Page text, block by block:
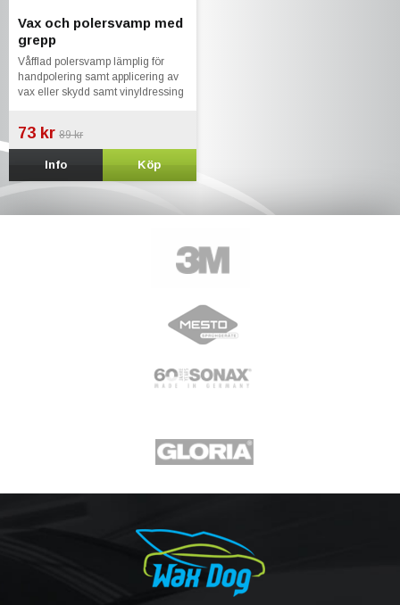
Vax och polersvamp med
grepp
Våfflad polersvamp lämplig för
handpolering samt applicering av
vax eller skydd samt vinyldressing
73 kr 89 kr
Info Köp